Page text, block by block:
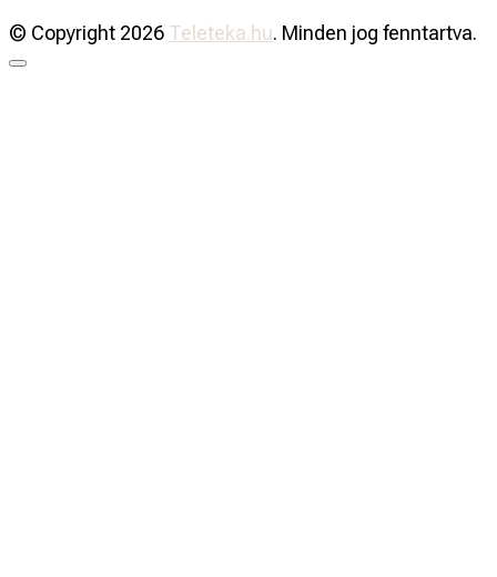
© Copyright 2026 Teleteka.hu. Minden jog fenntartva.